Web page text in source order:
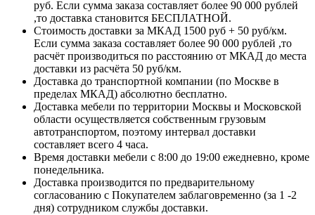
руб. Если сумма заказа составляет более 90 000 рублей
,то доставка становится БЕСПЛАТНОЙ.
Стоимость доставки за МКАД 1500 руб + 50 руб/км.
Если сумма заказа составляет более 90 000 рублей ,то
расчёт производиться по расстоянию от МКАД до места
доставки из расчёта 50 руб/км.
Доставка до транспортной компании (по Москве в
пределах МКАД) абсолютно бесплатно.
Доставка мебели по территории Москвы и Московской
области осуществляется собственным грузовым
автотранспортом, поэтому интервал доставки
составляет всего 4 часа.
Время доставки мебели с 8:00 до 19:00 ежедневно, кроме
понедельника.
Доставка производится по предварительному
согласованию с Покупателем заблаговременно (за 1 -2
дня) сотрудником службы доставки.